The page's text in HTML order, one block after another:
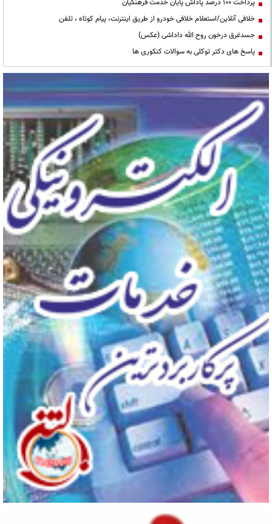
پرداخت ۱۰۰ درصد پاداش پایان خدمت فرهنگیان
خلافی آنلاین/استعلام خلافی خودرو از طریق اینترنت، پیام کوتاه ، تلفن
جسدغرق درخون روح الله داداشی (عکس)
پاسخ های دکتر توکلی به سوالات کنکوری ها